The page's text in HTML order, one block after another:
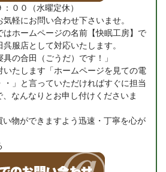
００（水曜定休）
気軽にお問い合わせ下さいませ。
ホームページの名前【快眠工房】で
呉服店として対応いたします。
具の合田（ごうだ）です！」
いたします「ホームページを見ての電
・」と言っていただければすぐに担当
なんなりとお申し付けくださいま
物ができますよう迅速・丁寧を心が